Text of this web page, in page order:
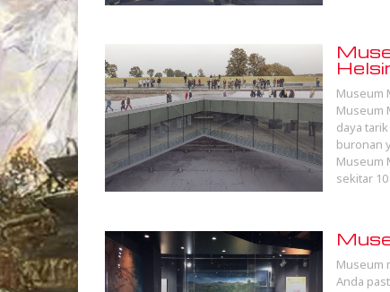
Museum
Museum
daya
buronan
Museum
sekitar
Museum
Anda